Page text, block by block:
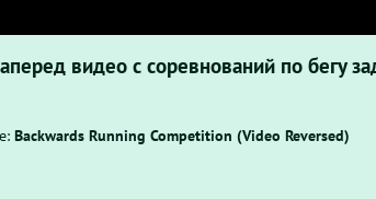
видео с соревнований по бегу
Backwards Running Competition (Video Reversed)